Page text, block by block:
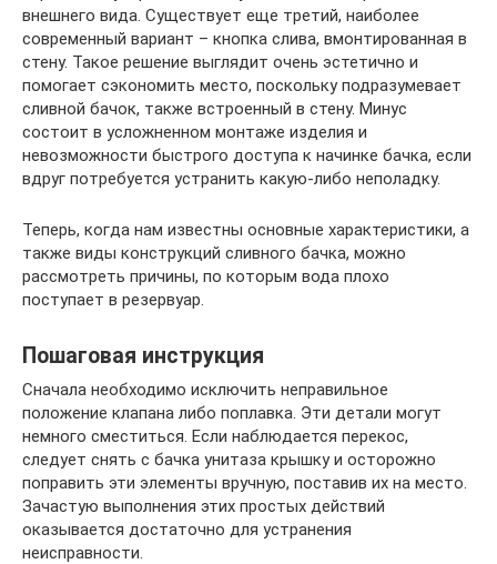
внешнего вида. Существует еще третий, наиболее
современный вариант – кнопка слива, вмонтированная в
стену. Такое решение выглядит очень эстетично и
помогает сэкономить место, поскольку подразумевает
сливной бачок, также встроенный в стену. Минус
состоит в усложненном монтаже изделия и
невозможности быстрого доступа к начинке бачка, если
вдруг потребуется устранить какую-либо неполадку.
Теперь, когда нам известны основные характеристики, а
также виды конструкций сливного бачка, можно
рассмотреть причины, по которым вода плохо
поступает в резервуар.
Пошаговая инструкция
Сначала необходимо исключить неправильное
положение клапана либо поплавка. Эти детали могут
немного сместиться. Если наблюдается перекос,
следует снять с бачка унитаза крышку и осторожно
поправить эти элементы вручную, поставив их на место.
Зачастую выполнения этих простых действий
оказывается достаточно для устранения
неисправности.